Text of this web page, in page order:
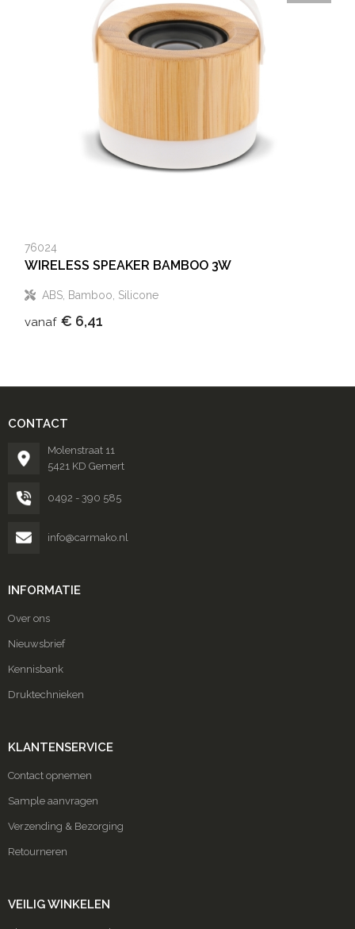
76024
WIRELESS SPEAKER BAMBOO 3W
ABS, Bamboo, Silicone
vanaf € 6,41
CONTACT
Molenstraat 11
5421 KD Gemert
0492 - 390 585
info@carmako.nl
INFORMATIE
Over ons
Nieuwsbrief
Kennisbank
Druktechnieken
KLANTENSERVICE
Contact opnemen
Sample aanvragen
Verzending & Bezorging
Retourneren
VEILIG WINKELEN